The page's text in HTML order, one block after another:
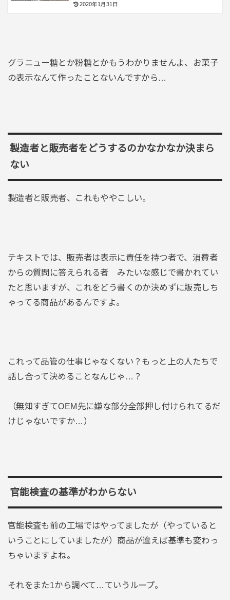
2020年1月31日
グラニュー糖とか粉糖とかもうわかりませんよ、お菓子
の表示なんて作ったことないんですから…
製造者と販売者をどうするのかなかなか決まら
ない
製造者と販売者、これもややこしい。
テキストでは、販売者は表示に責任を持つ者で、消費者
からの質問に答えられる者 みたいな感じで書かれてい
たと思いますが、これをどう書くのか決めずに販売しち
ゃってる商品があるんですよ。
これって品管の仕事じゃなくない？もっと上の人たちで
話し合って決めることなんじゃ…？
（無知すぎてOEM先に嫌な部分全部押し付けられてるだ
けじゃないですか…）
官能検査の基準がわからない
官能検査も前の工場ではやってましたが（やっていると
いうことにしていましたが）商品が違えば基準も変わっ
ちゃいますよね。
それをまた1から調べて…ていうループ。